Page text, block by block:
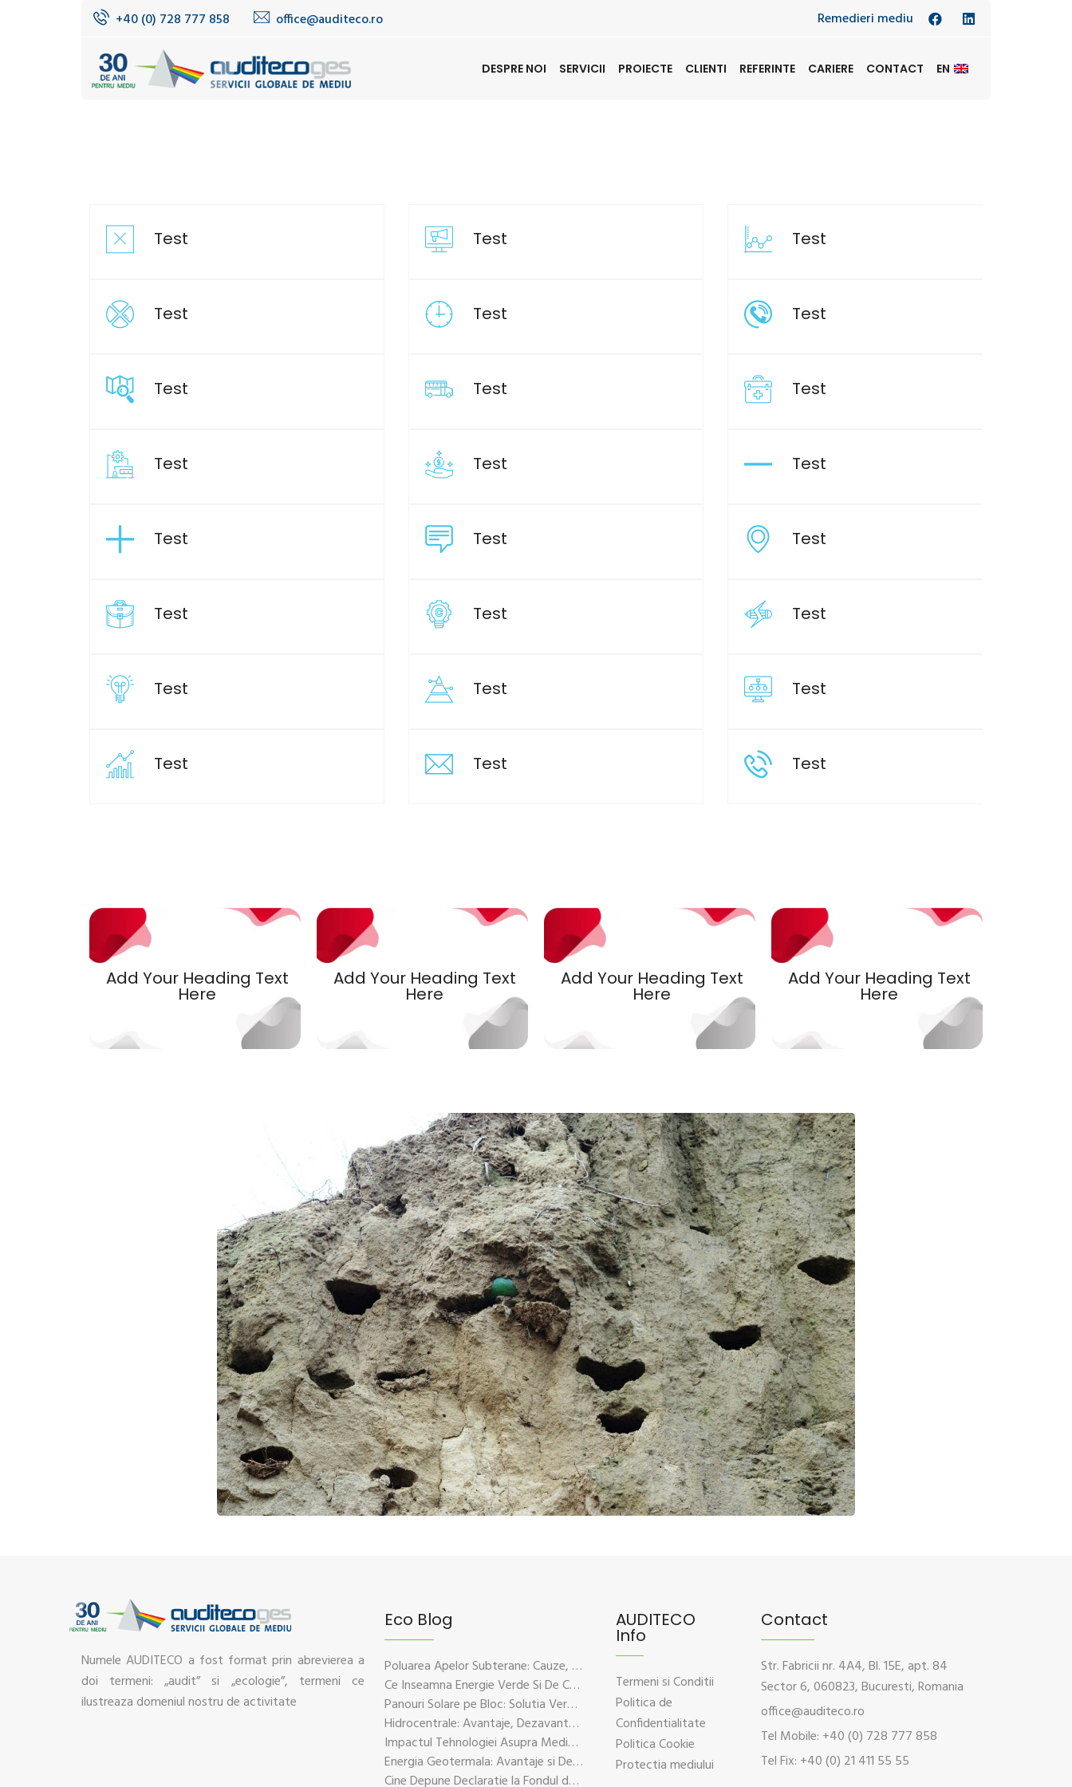
+40 (0) 728 777 858 office@auditeco.ro Remedieri mediu
DESPRE NOI SERVICII PROIECTE CLIENTI REFERINTE CARIERE CONTACT EN
Test Test Test
Test Test Test
Test Test Test
Test Test Test
Test Test Test
Test Test Test
Test Test Test
Test Test Test
Add Your Heading Text
Here
Add Your Heading Text
Here
Add Your Heading Text
Here
Add Your Heading Text
Here
Numele AUDITECO a fost format prin abrevierea a
doi termeni: „audit” si „ecologie”, termeni ce
ilustreaza domeniul nostru de activitate
Eco Blog
Poluarea Apelor Subterane: Cauze, Efecte Si Solutii De Prevenire
Ce Inseamna Energie Verde Si De Ce Este Esentiala Pentru Viitorul Planetei
Panouri Solare pe Bloc: Solutia Verde Pentru Energie Durabila
Hidrocentrale: Avantaje, Dezavantaje si Impactul Asupra Mediului
Impactul Tehnologiei Asupra Mediului – Provocari si Solutii Sustenabile
Energia Geotermala: Avantaje si Dezavantaje Explicate pe Intelesul Tuturor
Cine Depune Declaratie la Fondul de Mediu?
AUDITECO
Info
Termeni si Conditii
Politica de
Confidentialitate
Politica Cookie
Protectia mediului
Contact
Str. Fabricii nr. 4A4, Bl. 15E, apt. 84
Sector 6, 060823, Bucuresti, Romania
office@auditeco.ro
Tel Mobile: +40 (0) 728 777 858
Tel Fix: +40 (0) 21 411 55 55